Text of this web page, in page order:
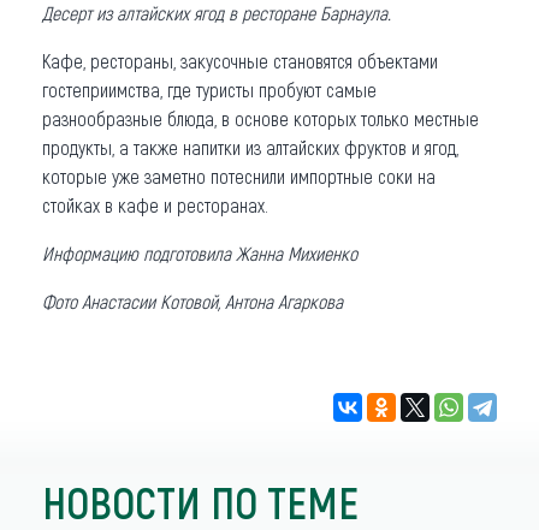
Десерт из алтайских ягод в ресторане Барнаула.
Кафе, рестораны, закусочные становятся объектами
гостеприимства, где туристы пробуют самые
разнообразные блюда, в основе которых только местные
продукты, а также напитки из алтайских фруктов и ягод,
которые уже заметно потеснили импортные соки на
стойках в кафе и ресторанах.
Информацию подготовила Жанна Михиенко
Фото Анастасии Котовой, Антона Агаркова
НОВОСТИ ПО ТЕМЕ